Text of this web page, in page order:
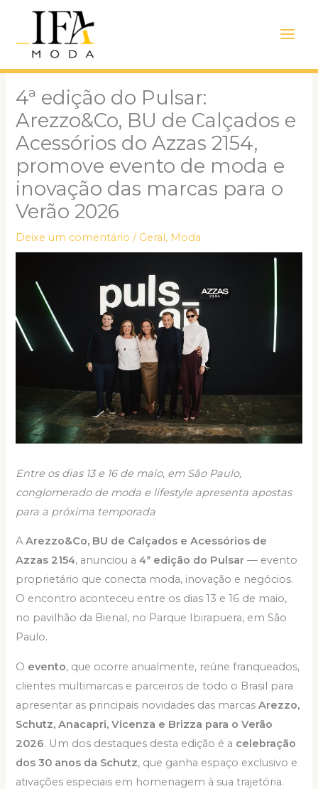
conteúdo
Menu
4ª edição do Pulsar:
Arezzo&Co, BU de Calçados e
Acessórios do Azzas 2154,
promove evento de moda e
inovação das marcas para o
Verão 2026
Deixe um comentário / Geral, Moda
Entre os dias 13 e 16 de maio, em São Paulo,
conglomerado de moda e lifestyle apresenta apostas
para a próxima temporada
AArezzo&Co, BU de Calçados e Acessórios de
Azzas 2154, anunciou a4ª edição do Pulsar — evento
proprietário que conecta moda, inovação e negócios.
O encontro aconteceu entre os dias 13 e 16 de maio,
no pavilhão da Bienal, no Parque Ibirapuera, em São
Paulo.
O evento, que ocorre anualmente, reúne franqueados,
clientes multimarcas e parceiros de todo o Brasil para
apresentar as principais novidades das marcasArezzo,
Schutz, Anacapri, Vicenza e Brizza para o Verão
2026. Um dos destaques desta edição é a celebração
dos 30 anos da Schutz, que ganha espaço exclusivo e
ativações especiais em homenagem à sua trajetória.